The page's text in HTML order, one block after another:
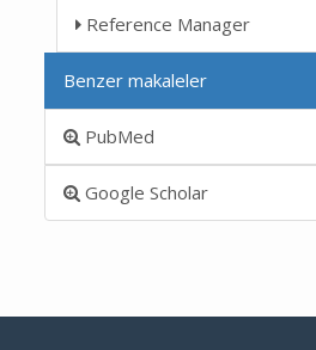
Reference Manager
Benzer makaleler
PubMed
Google Scholar